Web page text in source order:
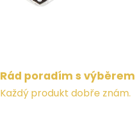
Rád poradím s výběrem
Každý produkt dobře znám.